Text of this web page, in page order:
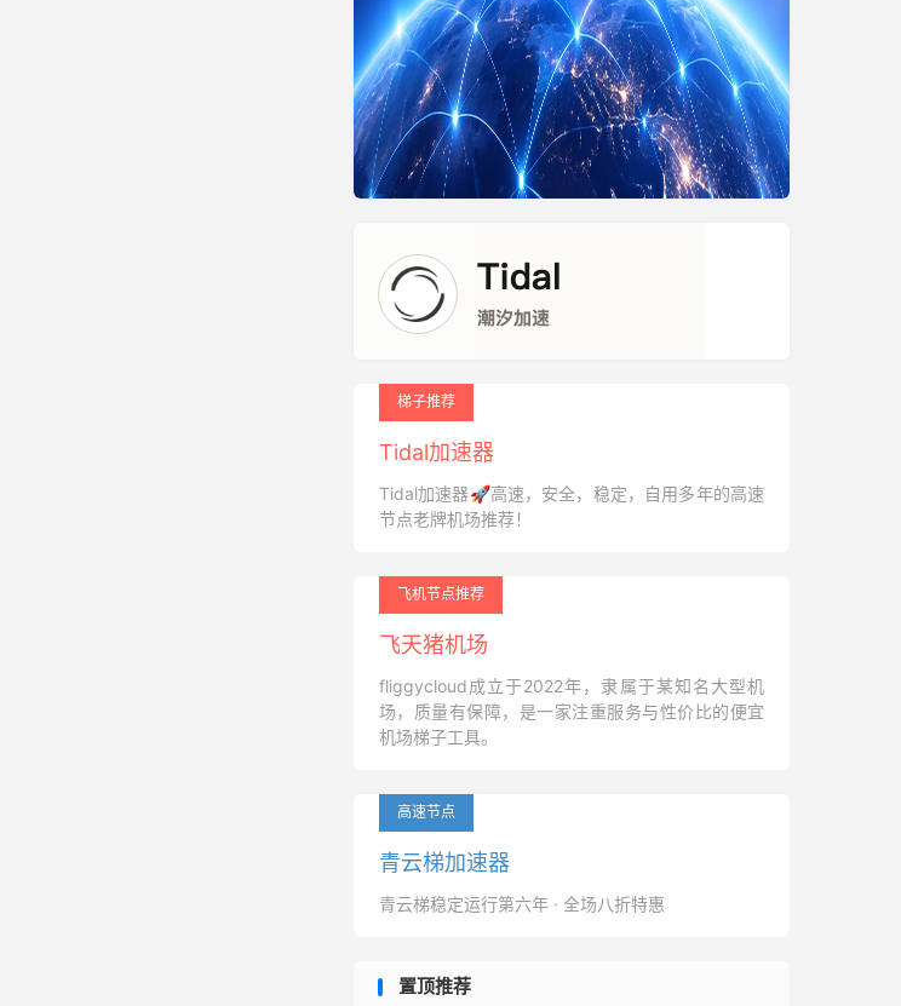
梯子推荐
Tidal加速器
Tidal加速器🚀高速，安全，稳定，自用多年的高速
节点老牌机场推荐！
飞机节点推荐
飞天猪机场
fliggycloud成立于2022年，隶属于某知名大型机
场，质量有保障，是一家注重服务与性价比的便宜
机场梯子工具。
高速节点
青云梯加速器
青云梯稳定运行第六年 · 全场八折特惠
置顶推荐